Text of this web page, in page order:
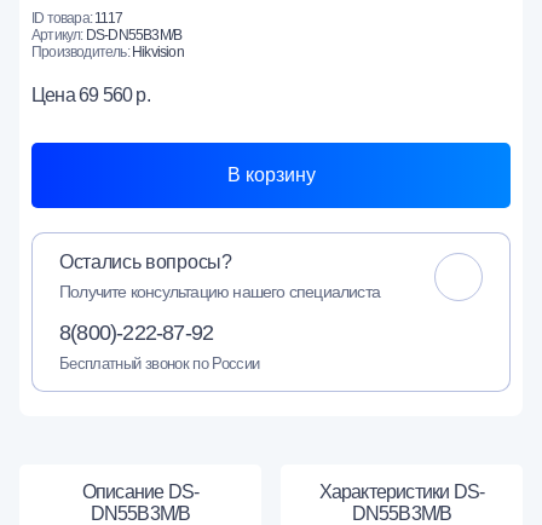
ID товара:1117
Артикул: DS-DN55B3M/B
Производитель:Hikvision
Цена69 560 р.
В корзину
Остались вопросы?
Получите консультацию нашего специалиста
8(800)-222-87-92
Бесплатный звонок по России
Описание DS-
DN55B3M/B
Характеристики DS-
DN55B3M/B